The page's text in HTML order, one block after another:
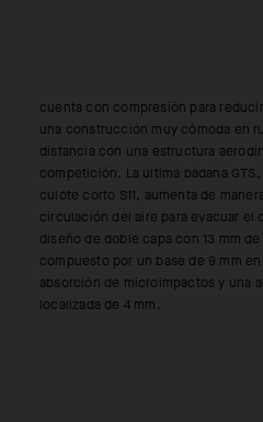
localizada de 4 mm.